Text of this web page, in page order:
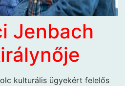
Jenbach
kulturális ügyekért felelős